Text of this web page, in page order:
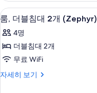
보
기
자
세
히
보
기
룸,
더
블
침
2
5
룸, 더블침대 2개 (Zephyr)
4명
더블침대 2개
무료 WiFi
자세히 보기
룸,